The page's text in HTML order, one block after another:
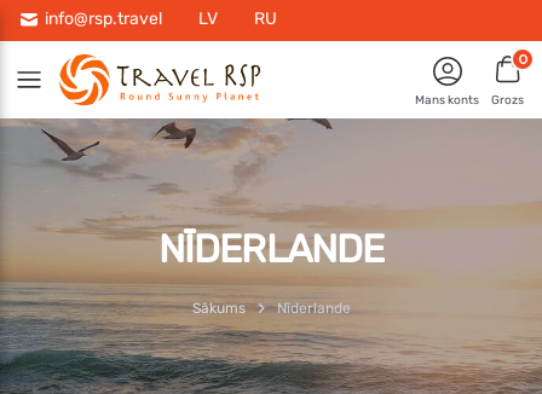
info@rsp.travel LV RU
Mans konts
0
Grozs
NĪDERLANDE
Sākums Nīderlande